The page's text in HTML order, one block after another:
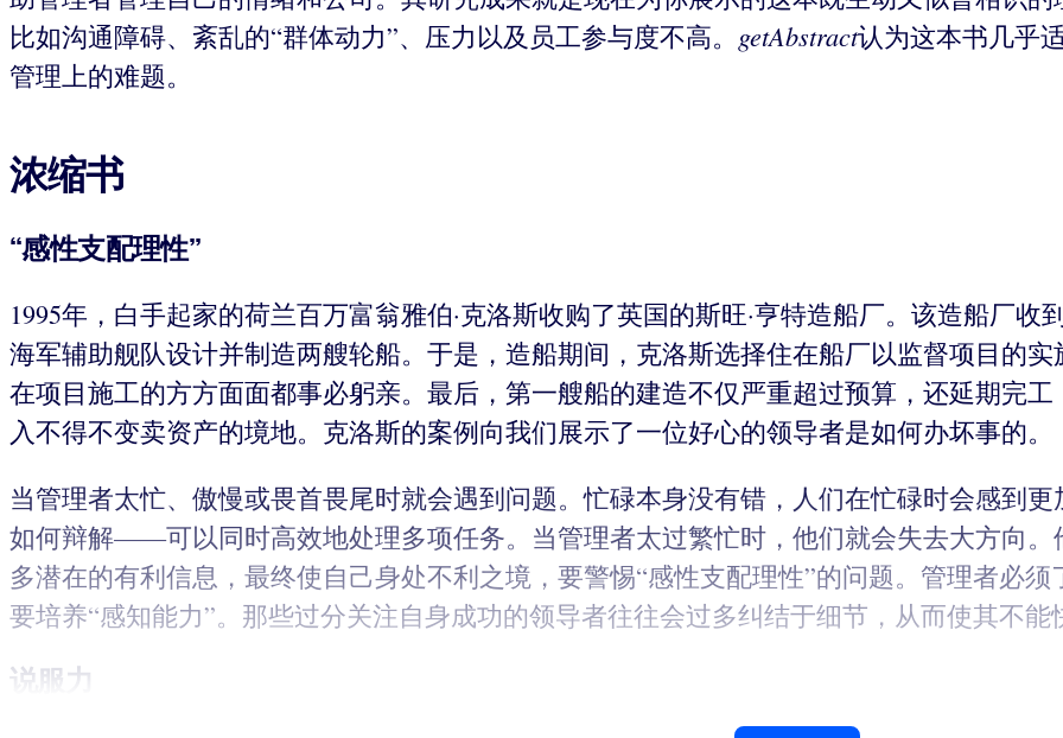
比如沟通障碍、紊乱的“群体动力”、压力以及员工参与度不高。 getAbstract认为这本书几乎
管理上的难题。
浓缩书
“感性支配理性”
1995年，白手起家的荷兰百万富翁雅伯·克洛斯收购了英国的斯旺·亨特造船厂。该造船厂
海军辅助舰队设计并制造两艘轮船。于是，造船期间，克洛斯选择住在船厂以监督项目的
在项目施工的方方面面都事必躬亲。最后，第一艘船的建造不仅严重超过预算，还延期完
入不得不变卖资产的境地。克洛斯的案例向我们展示了一位好心的领导者是如何办坏事的。
当管理者太忙、傲慢或畏首畏尾时就会遇到问题。忙碌本身没有错，人们在忙碌时会感到
如何辩解——可以同时高效地处理多项任务。当管理者太过繁忙时，他们就会失去大方向
多潜在的有利信息，最终使自己身处不利之境，要警惕“感性支配理性”的问题。管理者必
要培养“感知能力”。那些过分关注自身成功的领导者往往会过多纠结于细节，从而使其不能
说服力